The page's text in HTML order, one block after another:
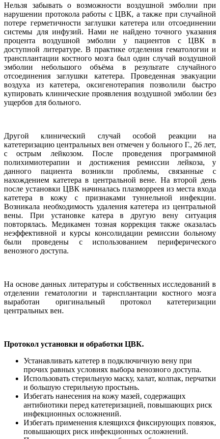
Нельзя забывать о возможности воздушной эмболии при
нарушении протокола работы с ЦВК, а также при случайной
потере герметичности заглушки катетера или отсоединении
системы для инфузий. Нами не найдено точного указания
процента воздушной эмболии у пациентов с ЦВК в
доступной литературе. В практике отделения гематологии и
трансплантации костного мозга был один случай воздушной
эмболии небольшого объёма в результате случайного
отсоединения заглушки катетера. Проведенная эвакуации
воздуха из катетера, оксигенотерапия позволили быстро
купировать клинические проявления воздушной эмболии без
ущербов для больного.
Другой клинический случай особой реакции на
катетеризацию центральных вен отмечен у больного Г., 26 лет,
с острым лейкозом. После проведения программной
полихимиотерапии и достижения ремиссии лейкоза, у
данного пациента возникли проблемы, связанные с
нахождением катетера в центральной вене. На второй день
после установки ЦВК начиналась плазморреея из места входа
катетера в кожу с признаками туннельной инфекции.
Возникала необходимость удаления катетера из центральной
вены. При установке катера в другую вену ситуация
повторялась. Медикамен тозная коррекция также оказалась
неэффективной и курсы консолидации ремиссии больному
были проведены с использованием периферического
венозного доступа.
На основе данных литературы и собственных исследований в
отделении гематологии и тарнсплантации костного мозга
выработан оригинальный протокол катетеризации
центральных вен.
Протокол установки и обработки ЦВК.
Устанавливать катетер в подключичную вену при
прочих равных условиях выбора венозного доступа.
Использовать стерильную маску, халат, колпак, перчатки
и большую стерильную простынь.
Избегать нанесения на кожу мазей, содержащих
антибиотики перед катетеризацией, повышающих риск
инфекционных осложнений.
Избегать применения клеящихся фиксирующих повязок,
повышающих риск инфекционных осложнений.